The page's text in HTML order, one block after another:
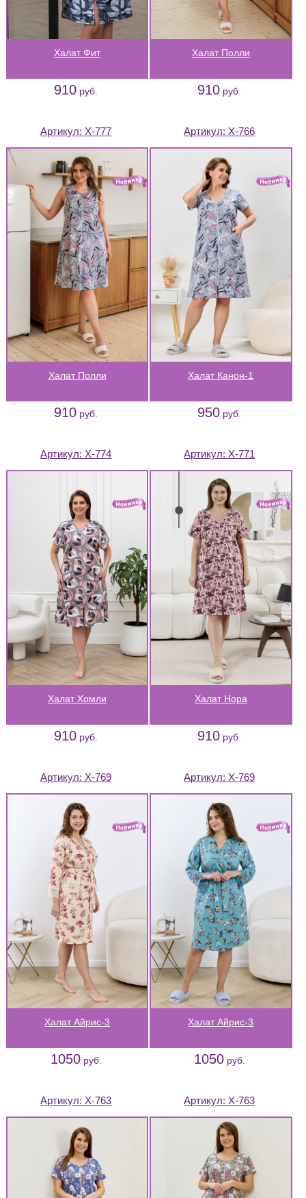
Халат Фит
910 руб.
Халат Полли
910 руб.
Артикул: Х-777
Халат Полли
910 руб.
Артикул: Х-766
Халат Канон-1
950 руб.
Артикул: Х-774
Халат Хомли
910 руб.
Артикул: Х-771
Халат Нора
910 руб.
Артикул: Х-769
Халат Айрис-3
1050руб.
Артикул: Х-769
Халат Айрис-3
1050руб.
Артикул: Х-763 Артикул: Х-763